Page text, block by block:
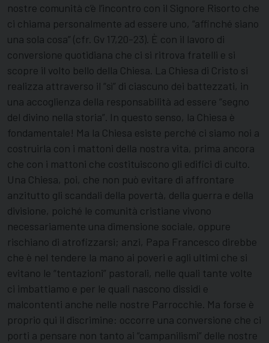
nostre comunità c’è l’incontro con il Signore Risorto che
ci chiama personalmente ad essere uno, “affinché siano
una sola cosa” (cfr. Gv 17,20-23). È con il lavoro di
conversione quotidiana che ci si ritrova fratelli e si
scopre il volto bello della Chiesa. La Chiesa di Cristo si
realizza attraverso il “sì” di ciascuno dei battezzati, in
una accoglienza della responsabilità ad essere “segno
del divino nella storia”. In questo senso, la Chiesa è
fondamentale! Ma la Chiesa esiste perché ci siamo noi a
costruirla con i mattoni della nostra vita, prima ancora
che con i mattoni che costituiscono gli edifici di culto.
Una Chiesa, poi, che non può evitare di affrontare
anzitutto gli scandali della povertà, della guerra e della
divisione, poiché le comunità cristiane vivono
necessariamente una dimensione sociale, oppure
rischiano di atrofizzarsi; anzi, Papa Francesco direbbe
che è nel tendere la mano ai poveri e agli ultimi che si
evitano le “tentazioni” pastorali, nelle quali tante volte
ci imbattiamo e per le quali nascono dissidi e
malcontenti anche nelle nostre Parrocchie. Ma forse è
proprio qui il discrimine: occorre una conversione che ci
porti a pensare non tanto ai “campanilismi” delle nostre